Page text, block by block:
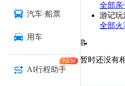
汽车·船票
用车
AI行程助手
NEW
全部亲
游记玩
全部火
📝
暂时还没有